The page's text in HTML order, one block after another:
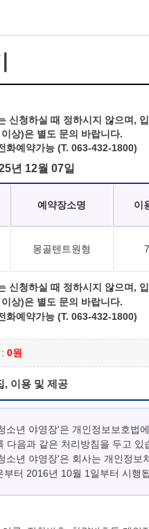
신청하실 때 정하시지 않으며,
상)은 별도 문의 바랍니다.
화예약가능 (T. 063-432-1800)
년 12월 07일
예약장소명 이
몽골텐트원형
신청하실 때 정하시지 않으며,
상)은 별도 문의 바랍니다.
화예약가능 (T. 063-432-1800)
0원
, 이용 및 제공
소년 야영장'은 개인정보보호법
다음과 같은 처리방침을 두고 있
소년 야영장'은 회사는 개인정보
부터 2016년 10월 1일부터 시행